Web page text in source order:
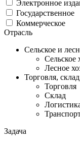
Электронное
Государственное
Коммерческое
Отрасль
Сельское и
Сельское
Лесное
Торговля,
Торговля
Cклад
Задача